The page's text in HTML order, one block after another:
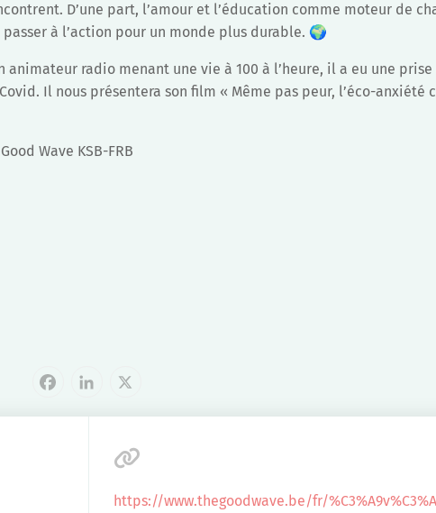
D’une part, l’amour et l’éducation comme moteur de
à l’action pour un monde plus durable. 🌍
radio menant une vie à 100 à l’heure, il a eu une prise
Il nous présentera son film « Même pas peur, l’éco-anxiété
Wave KSB-FRB
LinkedIn
X
https://www.thegoodwave.be/fr/